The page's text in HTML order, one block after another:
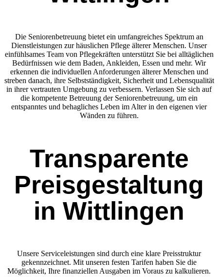
Die Seniorenbetreuung bietet ein umfangreiches Spektrum an
Dienstleistungen zur häuslichen Pflege älterer Menschen. Unser
einfühlsames Team von Pflegekräften unterstützt Sie bei alltäglichen
Bedürfnissen wie dem Baden, Ankleiden, Essen und mehr. Wir
erkennen die individuellen Anforderungen älterer Menschen und
streben danach, ihre Selbstständigkeit, Sicherheit und Lebensqualität
in ihrer vertrauten Umgebung zu verbessern. Verlassen Sie sich auf
die kompetente Betreuung der Seniorenbetreuung, um ein
entspanntes und behagliches Leben im Alter in den eigenen vier
Wänden zu führen.
Transparente
Preisgestaltung
in Wittlingen
Unsere Serviceleistungen sind durch eine klare Preisstruktur
gekennzeichnet. Mit unseren festen Tarifen haben Sie die
Möglichkeit, Ihre finanziellen Ausgaben im Voraus zu kalkulieren.